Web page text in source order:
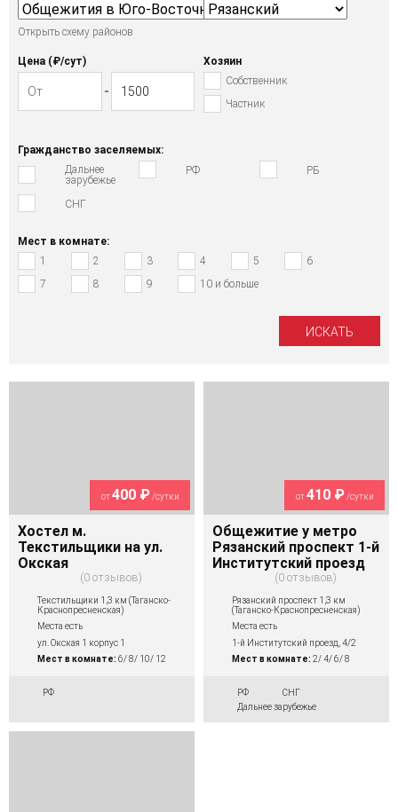
Открыть схему районов
Цена (₽/cут)
Хозяин
Собственник
Частник
Гражданство заселяемых:
Дальнее
зарубежье
РФ РБ
СНГ
Мест в комнате:
1
2 3 4 5
6
7
8 9 10 и больше
от400 ₽/сутки
Хостел м.
Текстильщики на ул.
Окская
0 отзывов
Текстильщики 1,3 км (Таганско-
Краснопресненская)
Места есть
ул. Окская 1 корпус 1
Мест в комнате: 6/ 8/ 10/ 12
РФ
от410 ₽/сутки
Общежитие у метро
Рязанский проспект 1-й
Институтский проезд
0 отзывов
Рязанский проспект 1,3 км
(Таганско-Краснопресненская)
Места есть
1-й Институтский проезд, 4/2
Мест в комнате: 2/ 4/ 6/ 8
РФ
СНГ
Дальнее зарубежье